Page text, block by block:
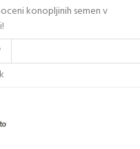
konopljinih semen v